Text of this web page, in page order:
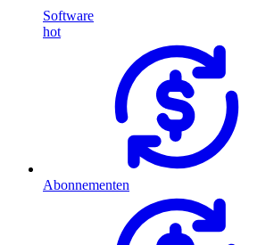
Software
hot
Abonnementen